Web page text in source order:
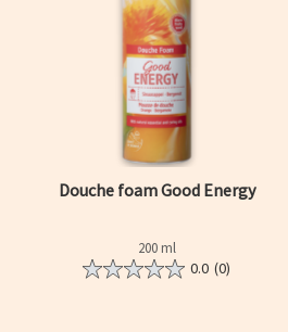
Douche foam Good Energy
200 ml
0.0 (0)